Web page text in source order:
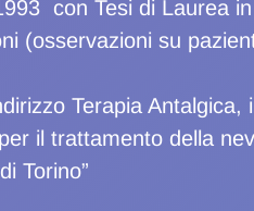
con Tesi di Laurea
(osservazioni su
Terapia
il trattamento della
Torino”